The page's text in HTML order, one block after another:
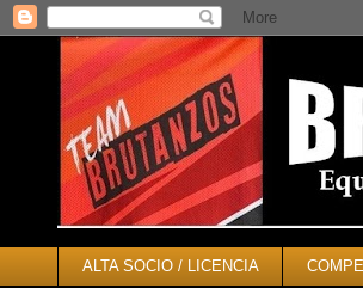
ALTA SOCIO / LICENCIA